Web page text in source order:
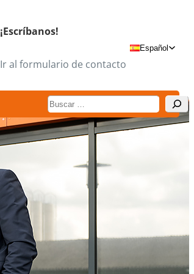
¡Escríbanos!
Ir al formulario de contacto
Español
Suchen